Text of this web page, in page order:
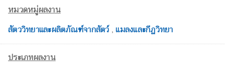
หมวดหมู่ผลงาน
สัตววิทยาและผลิตภัณฑ์จากสัตว์,แมลงและกีฏวิทยา
ประเภทผลงาน